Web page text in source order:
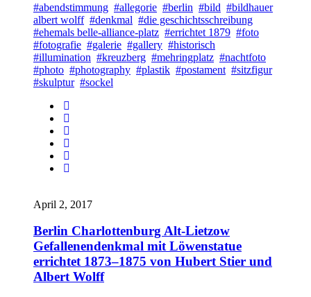
#abendstimmung #allegorie #berlin #bild #bildhauer
albert wolff #denkmal #die geschichtsschreibung
#ehemals belle-alliance-platz #errichtet 1879 #foto
#fotografie #galerie #gallery #historisch
#illumination #kreuzberg #mehringplatz #nachtfoto
#photo #photography #plastik #postament #sitzfigur
#skulptur #sockel
April 2, 2017
Berlin Charlottenburg Alt-Lietzow
Gefallenendenkmal mit Löwenstatue
errichtet 1873–1875 von Hubert Stier und
Albert Wolff